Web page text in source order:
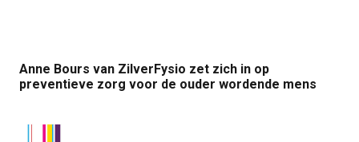
Anne Bours van ZilverFysio zet zich in op
preventieve zorg voor de ouder wordende mens